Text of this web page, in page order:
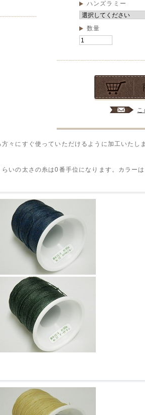
ハンズラミー
数量
々にすぐ使っていただけるように加工いたし
いの太さの糸は0番手位になります。カラー